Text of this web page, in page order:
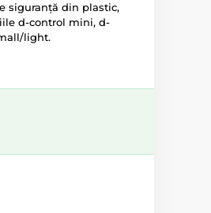
siguranță din plastic,
d-control mini, d-
light.